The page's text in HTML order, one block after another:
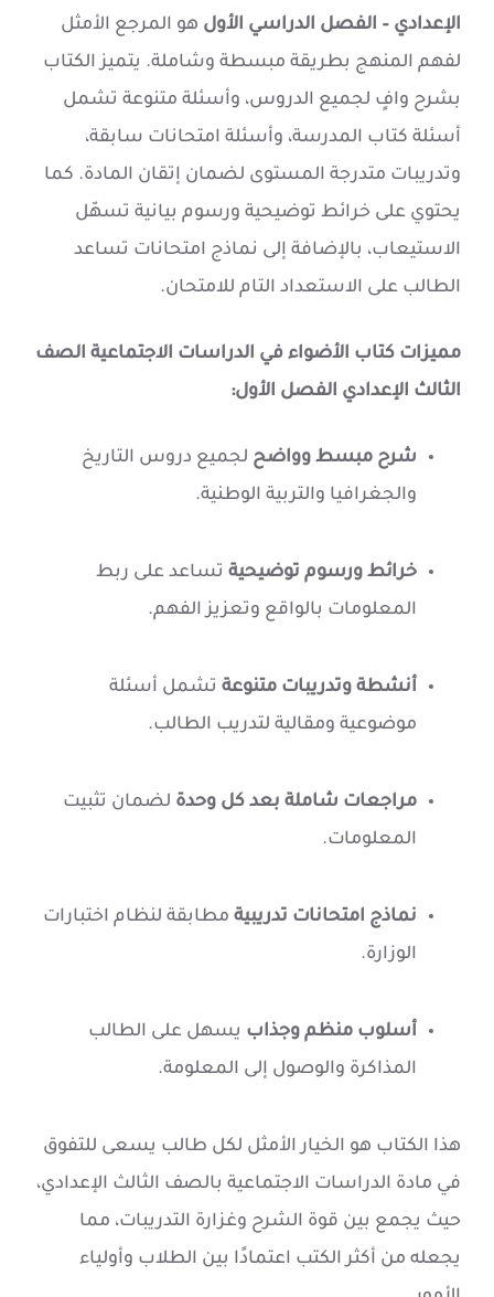
الإعدادي – الفصل الدراسي الأول هو المرجع الأمثل
لفهم المنهج بطريقة مبسطة وشاملة. يتميز الكتاب
بشرح وافٍ لجميع الدروس، وأسئلة متنوعة تشمل
أسئلة كتاب المدرسة، وأسئلة امتحانات سابقة،
وتدريبات متدرجة المستوى لضمان إتقان المادة. كما
يحتوي على خرائط توضيحية ورسوم بيانية تسهّل
الاستيعاب، بالإضافة إلى نماذج امتحانات تساعد
الطالب على الاستعداد التام للامتحان.
مميزات كتاب الأضواء في الدراسات الاجتماعية الصف
الثالث الإعدادي الفصل الأول:
شرح مبسط وواضح لجميع دروس التاريخ
والجغرافيا والتربية الوطنية.
خرائط ورسوم توضيحية تساعد على ربط
المعلومات بالواقع وتعزيز الفهم.
أنشطة وتدريبات متنوعة تشمل أسئلة
موضوعية ومقالية لتدريب الطالب.
مراجعات شاملة بعد كل وحدة لضمان تثبيت
المعلومات.
نماذج امتحانات تدريبية مطابقة لنظام اختبارات
الوزارة.
أسلوب منظم وجذاب يسهل على الطالب
المذاكرة والوصول إلى المعلومة.
هذا الكتاب هو الخيار الأمثل لكل طالب يسعى للتفوق
في مادة الدراسات الاجتماعية بالصف الثالث الإعدادي،
حيث يجمع بين قوة الشرح وغزارة التدريبات، مما
يجعله من أكثر الكتب اعتمادًا بين الطلاب وأولياء